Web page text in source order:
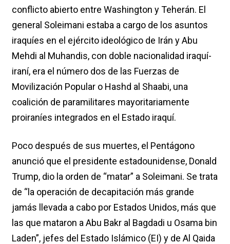
conflicto abierto entre Washington y Teherán. El
general Soleimani estaba a cargo de los asuntos
iraquíes en el ejército ideológico de Irán y Abu
Mehdi al Muhandis, con doble nacionalidad iraquí-
iraní, era el número dos de las Fuerzas de
Movilización Popular o Hashd al Shaabi, una
coalición de paramilitares mayoritariamente
proiraníes integrados en el Estado iraquí.
Poco después de sus muertes, el Pentágono
anunció que el presidente estadounidense, Donald
Trump, dio la orden de “matar” a Soleimani. Se trata
de “la operación de decapitación más grande
jamás llevada a cabo por Estados Unidos, más que
las que mataron a Abu Bakr al Bagdadi u Osama bin
Laden”, jefes del Estado Islámico (EI) y de Al Qaida